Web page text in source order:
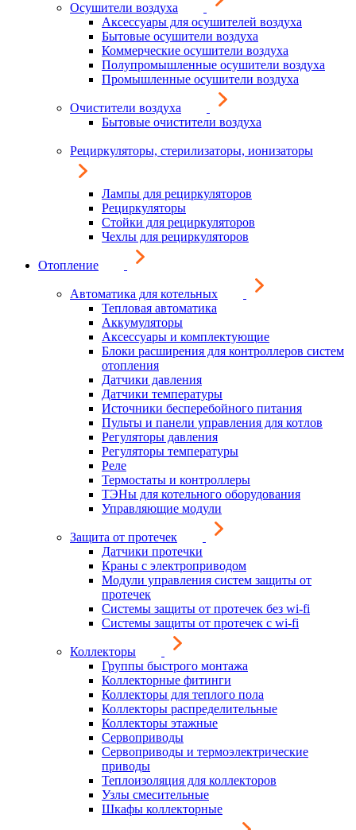
Осушители воздуха
Аксессуары для осушителей воздуха
Бытовые осушители воздуха
Коммерческие осушители воздуха
Полупромышленные осушители воздуха
Промышленные осушители воздуха
Очистители воздуха
Бытовые очистители воздуха
Рециркуляторы, стерилизаторы, ионизаторы
Лампы для рециркуляторов
Рециркуляторы
Стойки для рециркуляторов
Чехлы для рециркуляторов
Отопление
Автоматика для котельных
Тепловая автоматика
Аккумуляторы
Аксессуары и комплектующие
Блоки расширения для контроллеров систем
отопления
Датчики давления
Датчики температуры
Источники бесперебойного питания
Пульты и панели управления для котлов
Регуляторы давления
Регуляторы температуры
Реле
Термостаты и контроллеры
ТЭНы для котельного оборудования
Управляющие модули
Защита от протечек
Датчики протечки
Краны с электроприводом
Модули управления систем защиты от
протечек
Системы защиты от протечек без wi-fi
Системы защиты от протечек с wi-fi
Коллекторы
Группы быстрого монтажа
Коллекторные фитинги
Коллекторы для теплого пола
Коллекторы распределительные
Коллекторы этажные
Сервоприводы
Сервоприводы и термоэлектрические
приводы
Теплоизоляция для коллекторов
Узлы смесительные
Шкафы коллекторные